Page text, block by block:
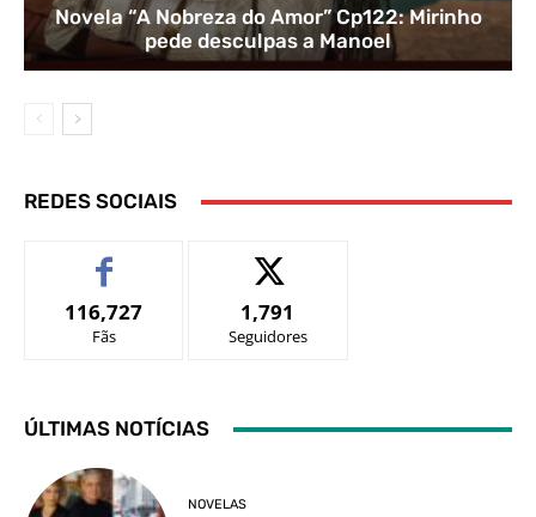
Novela “A Nobreza do Amor” Cp122: Mirinho
pede desculpas a Manoel
REDES SOCIAIS
116,727
Fãs
1,791
Seguidores
ÚLTIMAS NOTÍCIAS
NOVELAS